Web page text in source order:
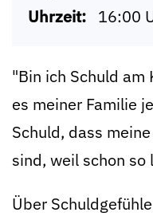
Uhrzeit: 16:00
"Bin ich Schuld am
es meiner Familie
Schuld, dass
sind, weil schon so
Über